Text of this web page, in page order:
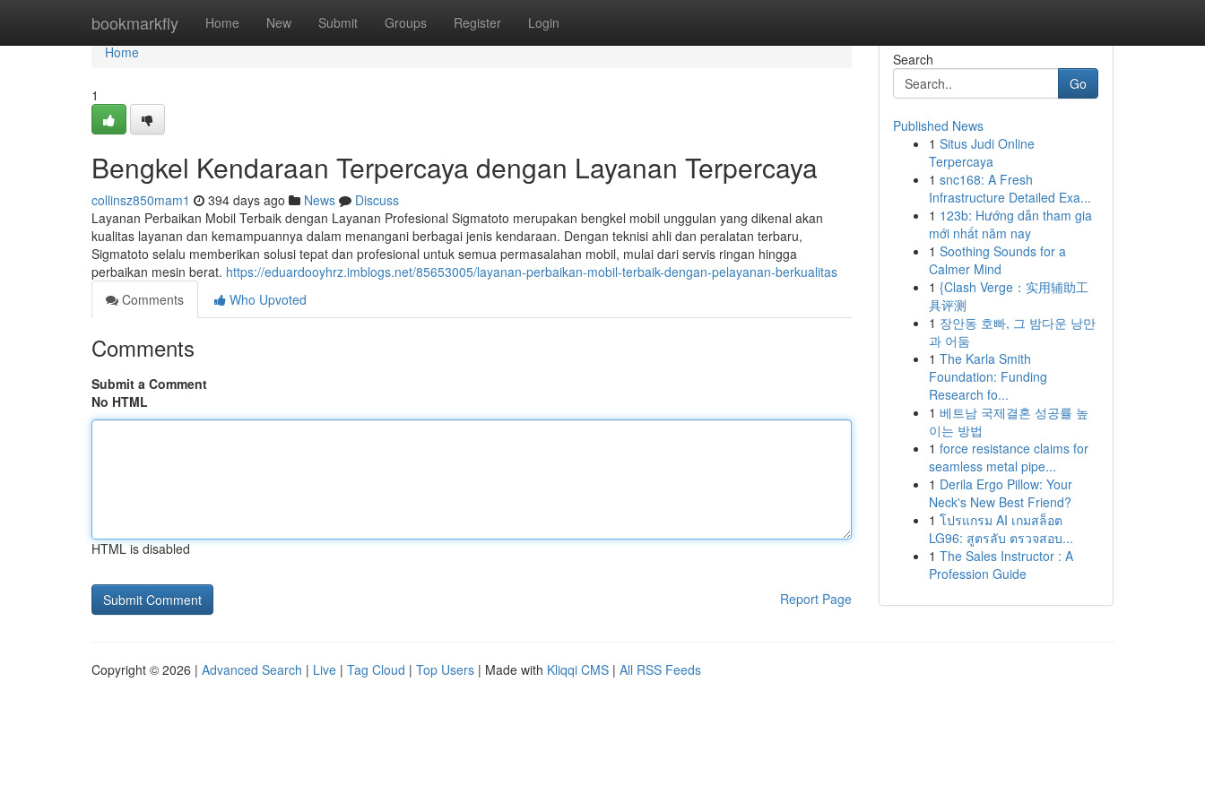
bookmarkfly Home New Submit Groups Register Login
Home
Home
1
Bengkel Kendaraan Terpercaya dengan Layanan Terpercaya
collinsz850mam1 394 days ago News
Discuss
Layanan Perbaikan Mobil Terbaik dengan Layanan Profesional Sigmatoto merupakan bengkel mobil unggulan yang dikenal akan
kualitas layanan dan kemampuannya dalam menangani berbagai jenis kendaraan. Dengan teknisi ahli dan peralatan terbaru,
Sigmatoto selalu memberikan solusi tepat dan profesional untuk semua permasalahan mobil, mulai dari servis ringan hingga
perbaikan mesin berat. https://eduardooyhrz.imblogs.net/85653005/layanan-perbaikan-mobil-terbaik-dengan-pelayanan-berkualitas
Comments
Who Upvoted
Comments
Submit a Comment
No HTML
HTML is disabled
Report Page
Search
Go
Published News
1 Situs Judi Online
Terpercaya
1 snc168: A Fresh
Infrastructure Detailed Exa...
1 123b: Hướng dẫn tham gia
mới nhất năm nay
1 Soothing Sounds for a
Calmer Mind
1 {Clash Verge：实用辅助工
具评测
1 장안동 호빠, 그 밤다운 낭만
과 어둠
1 The Karla Smith
Foundation: Funding
Research fo...
1 베트남 국제결혼 성공률 높
이는 방법
1 force resistance claims for
seamless metal pipe...
1 Derila Ergo Pillow: Your
Neck's New Best Friend?
1 โปรแกรม AI เกมสล็อต
LG96: สูตรลับ ตรวจสอบ...
1 The Sales Instructor : A
Profession Guide
Copyright © 2026 | Advanced Search | Live | Tag Cloud | Top Users | Made with Kliqqi CMS | All RSS Feeds